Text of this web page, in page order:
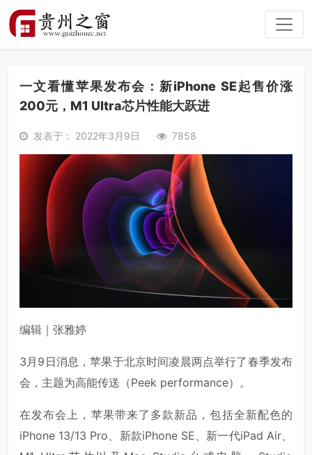
一文看懂苹果发布会：新iPhone SE起售价涨
200元，M1 Ultra芯片性能大跃进
发表于： 2022年3月9日 7858
编辑｜张雅婷
3月9日消息，苹果于北京时间凌晨两点举行了春季发布
会，主题为高能传送（Peek performance）。
在发布会上，苹果带来了多款新品，包括全新配色的
iPhone 13/13 Pro、新款iPhone SE、新一代iPad Air、